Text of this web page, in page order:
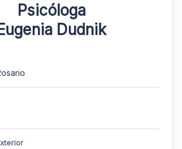
Psicóloga
Eugenia Dudnik